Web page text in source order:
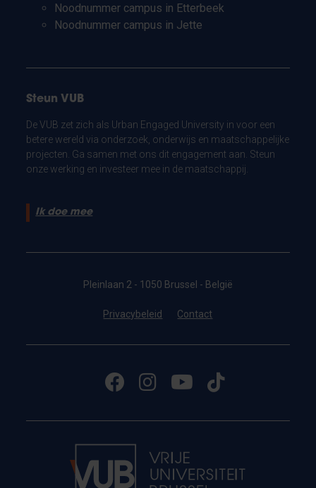
Noodnummer campus in Etterbeek
Noodnummer campus in Jette
Steun VUB
De VUB zet zich als Urban Engaged University in voor een
betere wereld via onderzoek, onderwijs en maatschappelijke
projecten. Ga samen met ons dit engagement aan. Steun
onze werking en investeer mee in de maatschappij.
Ik doe mee
Pleinlaan 2 - 1050 Brussel - België
Privacybeleid Contact